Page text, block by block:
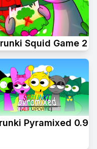
Squid Game 2
Pyramixed 0.9